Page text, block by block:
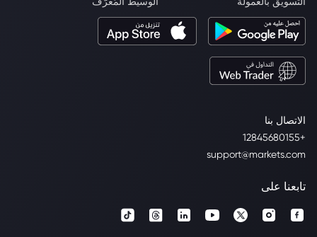
الاتصال بنا
+12845680155
support@markets.com
تابعنا على